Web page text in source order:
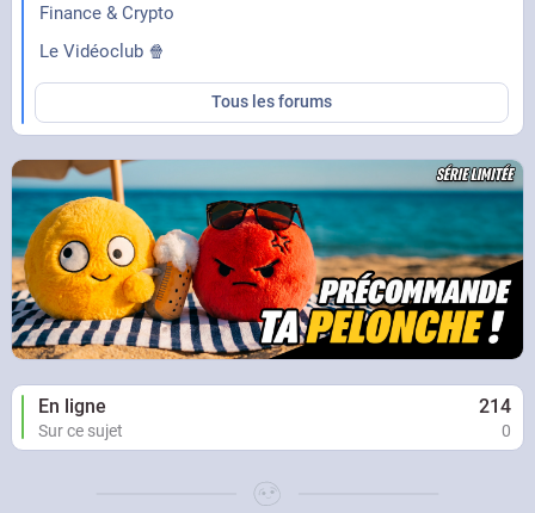
Finance & Crypto
Le Vidéoclub 🍿
Tous les forums
En ligne 214
Sur ce sujet 0